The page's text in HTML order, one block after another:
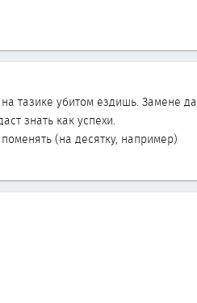
тазике убитом ездишь. Замене
знать как успехи.
(на десятку, например)